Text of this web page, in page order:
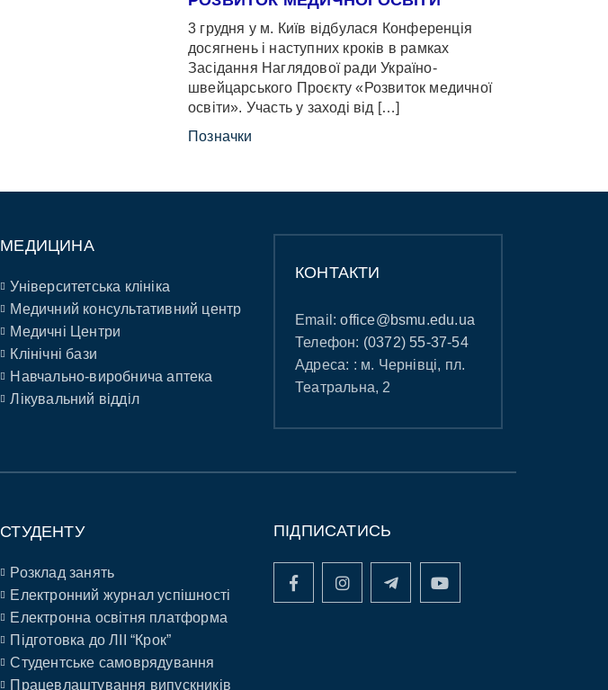
3 грудня у м. Київ відбулася Конференція
досягнень і наступних кроків в рамках
Засідання Наглядової ради Україно-
швейцарського Проєкту «Розвиток медичної
освіти». Участь у заході від […]
Позначки
МЕДИЦИНА
Університетська клініка
Медичний консультативний центр
Медичні Центри
Клінічні бази
Навчально-виробнича аптека
Лікувальний відділ
КОНТАКТИ
Email:office@bsmu.edu.ua
Телефон: (0372) 55-37-54
Адреса: : м. Чернівці, пл.
Театральна, 2
СТУДЕНТУ
Розклад занять
Електронний журнал успішності
Електронна освітня платформа
Підготовка до ЛІІ “Крок”
Студентське самоврядування
Працевлаштування випускників
ПІДПИСАТИСЬ